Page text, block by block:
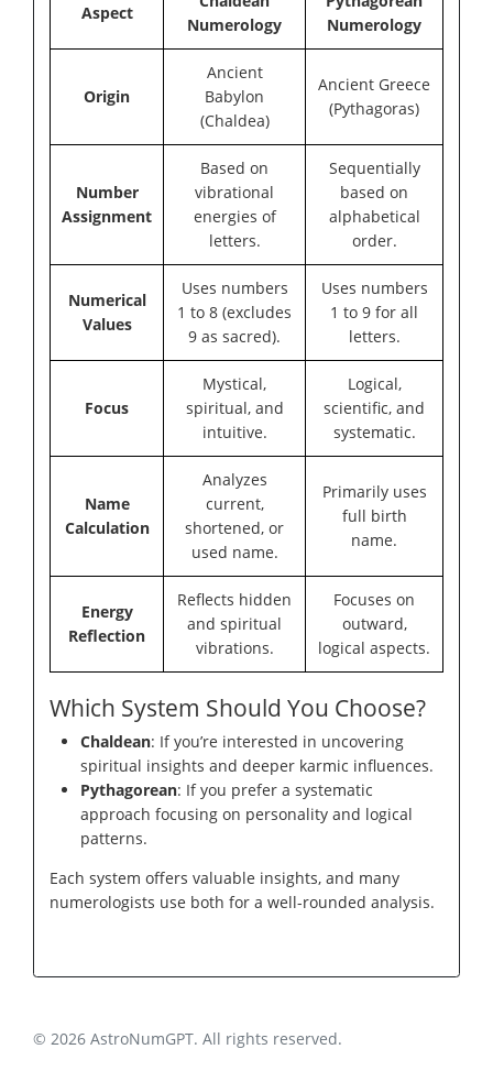
Aspect
Numerology
Numerology
Origin
Ancient
Babylon
(Chaldea)
Ancient Greece
(Pythagoras)
Number
Assignment
Based on
vibrational
energies of
letters.
Sequentially
based on
alphabetical
order.
Numerical
Values
Uses numbers
1 to 8 (excludes
9 as sacred).
Uses numbers
1 to 9 for all
letters.
Focus
Mystical,
spiritual, and
intuitive.
Logical,
scientific, and
systematic.
Name
Calculation
Analyzes
current,
shortened, or
used name.
Primarily uses
full birth
name.
Energy
Reflection
Reflects hidden
and spiritual
vibrations.
Focuses on
outward,
logical aspects.
Which System Should You Choose?
Chaldean: If you’re interested in uncovering
spiritual insights and deeper karmic influences.
Pythagorean: If you prefer a systematic
approach focusing on personality and logical
patterns.
Each system offers valuable insights, and many
numerologists use both for a well-rounded analysis.
© 2026 AstroNumGPT. All rights reserved.